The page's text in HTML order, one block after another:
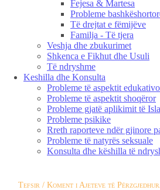
Fejesa & Martesa
Probleme
Të drejtat e fëmijëve
Familja - Të tjera
Veshja dhe zbukurimet
Shkenca e Fikhut dhe Usuli
Të ndryshme
Keshilla dhe Konsulta
Probleme të aspektit
Probleme të aspektit shoqëror
Probleme gjatë aplikimit të
Probleme psikike
Rreth raporteve ndër gjinore
Probleme të natyrës seksuale
Konsulta dhe këshilla të
Tefsir / Koment i Ajeteve të